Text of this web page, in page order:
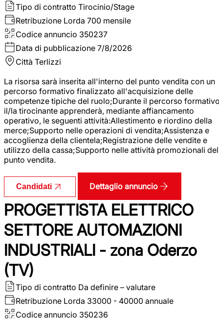
Tipo di contratto Tirocinio/Stage
Retribuzione Lorda 700 mensile
Codice annuncio 350237
Data di pubblicazione 7/8/2026
Città Terlizzi
La risorsa sarà inserita all'interno del punto vendita con un
percorso formativo finalizzato all'acquisizione delle
competenze tipiche del ruolo;Durante il percorso
il/la tirocinante apprenderà, mediante affiancamento
operativo, le seguenti attività:Allestimento e riordino della
merce;Supporto nelle operazioni di vendita;Assistenza e
accoglienza della clientela;Registrazione delle vendite e
utilizzo della cassa;Supporto nelle attività promozionali del
punto vendita.
Candidati Dettaglio annuncio
PROGETTISTA ELETTRICO
SETTORE AUTOMAZIONI
INDUSTRIALI - zona Oderzo
(TV)
Tipo di contratto Da definire – valutare
Retribuzione Lorda 33000 - 40000 annuale
Codice annuncio 350236